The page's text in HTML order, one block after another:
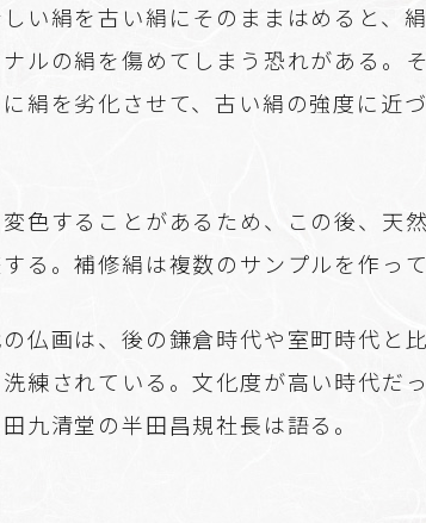
い絹を古い絹にそのままはめると、
ルの絹を傷めてしまう恐れがある。
絹を劣化させて、古い絹の強度に近
色することがあるため、この後、天
る。補修絹は複数のサンプルを作っ
仏画は、後の鎌倉時代や室町時代と
練されている。文化度が高い時代だ
九清堂の半田昌規社長は語る。